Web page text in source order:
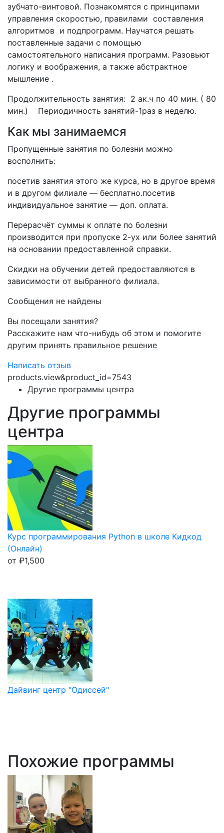
зубчато-винтовой. Познакомятся с принципами
управления скоростью, правилами составления
алгоритмов и подпрограмм. Научатся решать
поставленные задачи с помощью
самостоятельного написания программ. Разовьют
логику и воображения, а также абстрактное
мышление .
Продолжительность занятия: 2 ак.ч по 40 мин. ( 80
мин.) Периодичность занятий-1раз в неделю.
Как мы занимаемся
Пропущенные занятия по болезни можно
восполнить:
посетив занятия этого же курса, но в другое время
и в другом филиале — бесплатно.посетив
индивидуальное занятие — доп. оплата.
Перерасчёт суммы к оплате по болезни
производится при пропуске 2-ух или более занятий
на основании предоставленной справки.
Скидки на обучении детей предоставляются в
зависимости от выбранного филиала.
Сообщения не найдены
Вы посещали занятия?
Расскажите нам что-нибудь об этом и помогите
другим принять правильное решение
Написать отзыв
products.view&product_id=7543
Другие программы центра
Другие программы
центра
Курс программирования Python в школе Кидкод
(Онлайн)
от ₽1,500
Дайвинг центр "Одиссей"
Похожие программы